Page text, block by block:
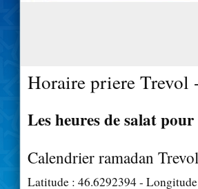
Horaire priere Trevol
Les heures de salat
Calendrier ramadan
Latitude : 46.6292394-